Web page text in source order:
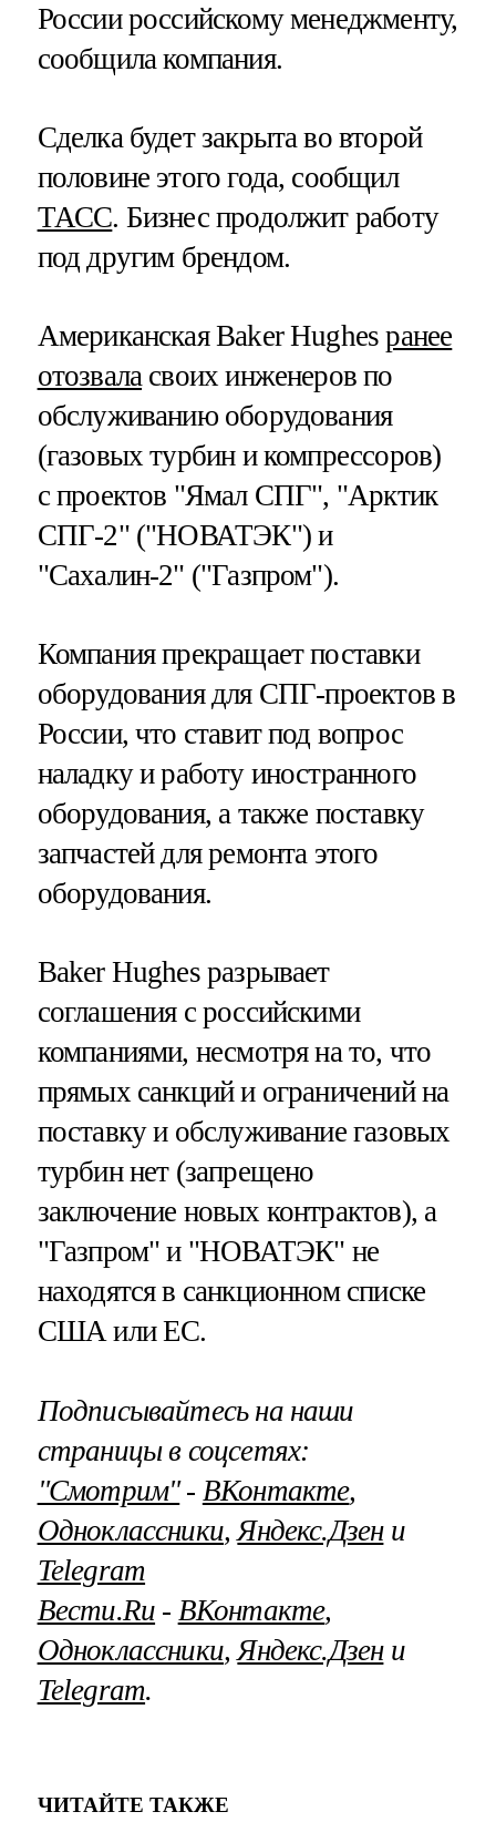
России российскому менеджменту,
сообщила компания.
Сделка будет закрыта во второй
половине этого года, сообщил
ТАСС. Бизнес продолжит работу
под другим брендом.
Американская Baker Hughesранее
отозваласвоих инженеров по
обслуживанию оборудования
(газовых турбин и компрессоров)
с проектов "Ямал СПГ", "Арктик
СПГ-2" ("НОВАТЭК") и
"Сахалин-2" ("Газпром").
Компания прекращает поставки
оборудования для СПГ-проектов в
России, что ставит под вопрос
наладку и работу иностранного
оборудования, а также поставку
запчастей для ремонта этого
оборудования.
Baker Hughes разрывает
соглашения с российскими
компаниями, несмотря на то, что
прямых санкций и ограничений на
поставку и обслуживание газовых
турбин нет (запрещено
заключение новых контрактов), а
"Газпром" и "НОВАТЭК" не
находятся в санкционном списке
США или ЕС.
Подписывайтесь на наши
страницы в соцсетях:
"Смотрим"‐ ВКонтакте,
Одноклассники, Яндекс.Дзени
Telegram
Вести.Ru ‐ ВКонтакте,
Одноклассники, Яндекс.Дзени
Telegram.
ЧИТАЙТЕ ТАКЖЕ